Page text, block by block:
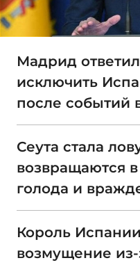
Мадрид
исключить
после событий
Сеута стала
возвращаются
голода и
Король
возмущение из-